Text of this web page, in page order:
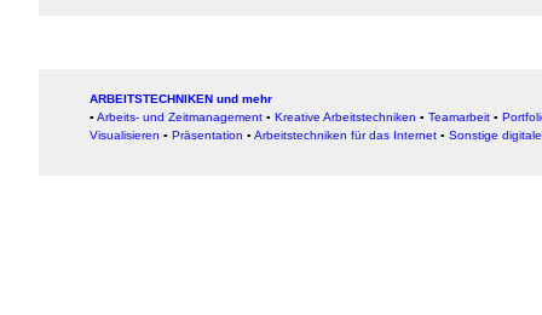
ARBEITSTECHNIKEN und mehr
▪ Arbeits- und Zeitmanagement ▪ Kreative Arbeitstechniken ▪ Teamarbeit ▪
Visualisieren ▪ Präsentation ▪ Arbeitstechniken für das Internet ▪ Sonstige